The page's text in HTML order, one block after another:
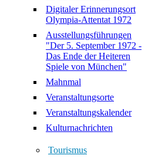
Digitaler Erinnerungsort
Olympia-Attentat 1972
Ausstellungsführungen
"Der 5. September 1972 -
Das Ende der Heiteren
Spiele von München"
Mahnmal
Veranstaltungsorte
Veranstaltungskalender
Kulturnachrichten
Tourismus